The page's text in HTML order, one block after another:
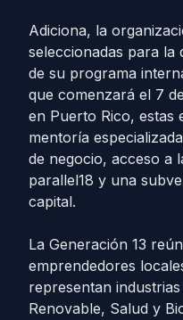
Adiciona, la
seleccionadas para la
de su programa
que comenzará el 7
en Puerto Rico, estas
mentoría
de negocio, acceso a
parallel18 y una
capital.
La Generación 13
emprendedores
representan
Renovable, Salud y